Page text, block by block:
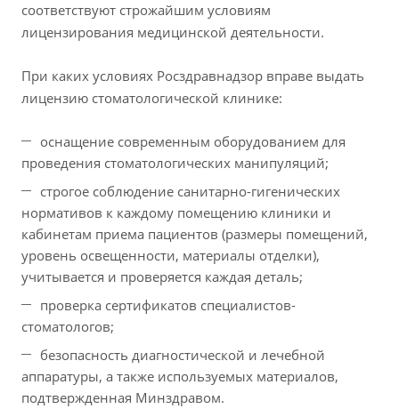
соответствуют строжайшим условиям
лицензирования медицинской деятельности.
При каких условиях Росздравнадзор вправе выдать
лицензию стоматологической клинике:
оснащение современным оборудованием для
проведения стоматологических манипуляций;
строгое соблюдение санитарно-гигенических
нормативов к каждому помещению клиники и
кабинетам приема пациентов (размеры помещений,
уровень освещенности, материалы отделки),
учитывается и проверяется каждая деталь;
проверка сертификатов специалистов-
стоматологов;
безопасность диагностической и лечебной
аппаратуры, а также используемых материалов,
подтвержденная Минздравом.